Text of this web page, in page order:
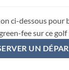
ci-dessous pour
fee sur ce golf
UN